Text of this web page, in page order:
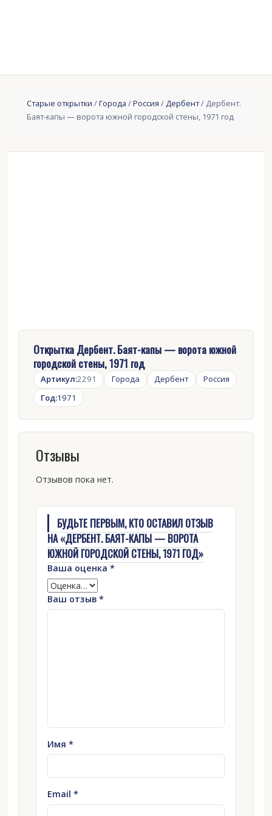
Старые открытки /Города /Россия /Дербент/ Дербент.
Баят-капы — ворота южной городской стены, 1971 год
Открытка Дербент. Баят-капы — ворота южной
городской стены, 1971 год
Артикул:2291 Города Дербент
Россия
Год:1971
Отзывы
Отзывов пока нет.
БУДЬТЕ ПЕРВЫМ, КТО ОСТАВИЛ ОТЗЫВ
НА «ДЕРБЕНТ. БАЯТ-КАПЫ — ВОРОТА
ЮЖНОЙ ГОРОДСКОЙ СТЕНЫ, 1971 ГОД»
Ваша оценка *
Ваш отзыв *
Имя *
Email *